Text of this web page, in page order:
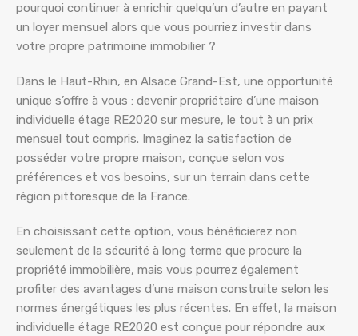
pourquoi continuer à enrichir quelqu’un d’autre en payant
un loyer mensuel alors que vous pourriez investir dans
votre propre patrimoine immobilier ?
Dans le Haut-Rhin, en Alsace Grand-Est, une opportunité
unique s’offre à vous : devenir propriétaire d’une maison
individuelle étage RE2020 sur mesure, le tout à un prix
mensuel tout compris. Imaginez la satisfaction de
posséder votre propre maison, conçue selon vos
préférences et vos besoins, sur un terrain dans cette
région pittoresque de la France.
En choisissant cette option, vous bénéficierez non
seulement de la sécurité à long terme que procure la
propriété immobilière, mais vous pourrez également
profiter des avantages d’une maison construite selon les
normes énergétiques les plus récentes. En effet, la maison
individuelle étage RE2020 est conçue pour répondre aux